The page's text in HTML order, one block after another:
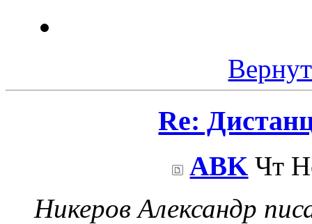
Re:
ABK Чт
Никеров Александр